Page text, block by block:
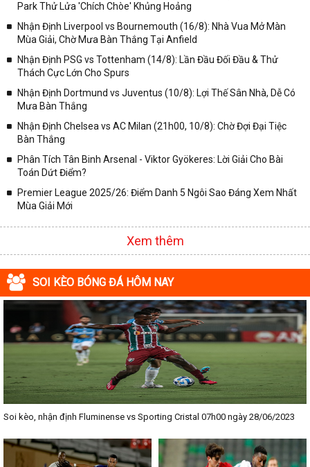
Park Thử Lửa 'Chích Chòe' Khủng Hoảng
Nhận Định Liverpool vs Bournemouth (16/8): Nhà Vua Mở Màn
Mùa Giải, Chờ Mưa Bàn Thắng Tại Anfield
Nhận Định PSG vs Tottenham (14/8): Lần Đầu Đối Đầu & Thử
Thách Cực Lớn Cho Spurs
Nhận Định Dortmund vs Juventus (10/8): Lợi Thế Sân Nhà, Dễ Có
Mưa Bàn Thắng
Nhận Định Chelsea vs AC Milan (21h00, 10/8): Chờ Đợi Đại Tiệc
Bàn Thắng
Phân Tích Tân Binh Arsenal - Viktor Gyökeres: Lời Giải Cho Bài
Toán Dứt Điểm?
Premier League 2025/26: Điểm Danh 5 Ngôi Sao Đáng Xem Nhất
Mùa Giải Mới
Xem thêm
SOI KÈO BÓNG ĐÁ HÔM NAY
Soi kèo, nhận định Fluminense vs Sporting Cristal 07h00 ngày 28/06/2023